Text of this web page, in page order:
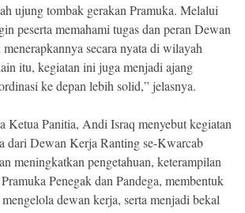
ujung tombak gerakan Pramuka. Melalui
peserta memahami tugas dan peran Dewan
secara nyata di wilayah
itu, kegiatan ini juga menjadi ajang
ke depan lebih solid,” jelasnya.
Ketua Panitia, Andi Israq menyebut kegiatan
dari Dewan Kerja Ranting se-Kwarcab
meningkatkan pengetahuan, keterampilan
Penegak dan Pandega, membentuk
dewan kerja, serta menjadi bekal